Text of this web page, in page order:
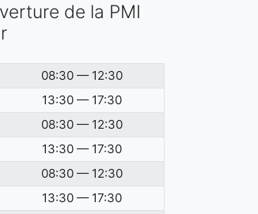
de la PMI
08:30 — 12:30
13:30 — 17:30
08:30 — 12:30
13:30 — 17:30
08:30 — 12:30
13:30 — 17:30